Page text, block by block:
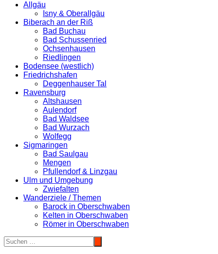
Allgäu
Isny & Oberallgäu
Biberach an der Riß
Bad Buchau
Bad Schussenried
Ochsenhausen
Riedlingen
Bodensee (westlich)
Friedrichshafen
Deggenhauser Tal
Ravensburg
Altshausen
Aulendorf
Bad Waldsee
Bad Wurzach
Wolfegg
Sigmaringen
Bad Saulgau
Mengen
Pfullendorf & Linzgau
Ulm und Umgebung
Zwiefalten
Wanderziele / Themen
Barock in Oberschwaben
Kelten in Oberschwaben
Römer in Oberschwaben